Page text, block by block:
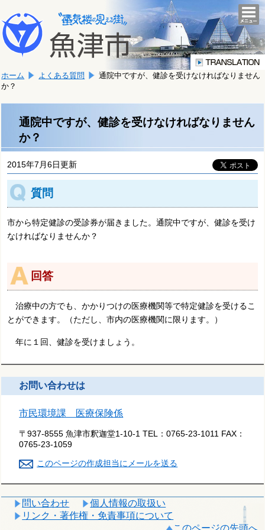
文
へ
移
ま
す。
こ
か
文
で
す。
ホーム よくある質問
通院中ですが、健診を受けなければなりません
か？
通院中ですが、健診を受けなければなりません
か？
2015年7月6日更新
質問
市から特定健診の受診券が届きました。通院中ですが、健診を受け
なければなりませんか？
回答
治療中の方でも、かかりつけの医療機関等で特定健診を受けるこ
とができます。（ただし、市内の医療機関に限ります。）
年に１回、健診を受けましょう。
お問い合わせは
市民環境課 医療保険係
〒937-8555 魚津市釈迦堂1-10-1 TEL：0765-23-1011 FAX：
0765-23-1059
このページの作成担当にメールを送る
問い合わせ
個人情報の取扱い
リンク・著作権・免責事項について